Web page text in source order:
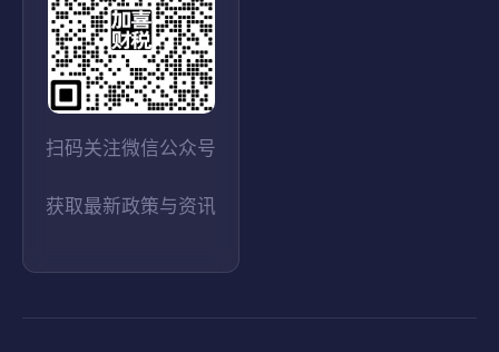
扫码关注微信公众号
获取最新政策与资讯